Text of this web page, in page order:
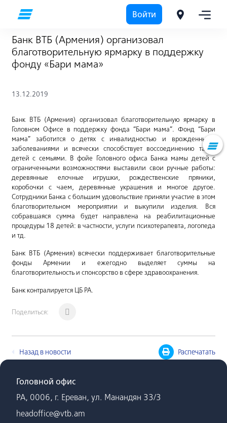
Войти
Банк ВТБ (Армения) организовал
благотворительную ярмарку в поддержку
фонду «Бари мама»
13.12.2019
Банк ВТБ (Армения) организовал благотворительную ярмарку в
Головном Офисе в поддержку фонда “Бари мама”. Фонд “Бари
мама” заботится о детях с инвалидностью и врожденными
заболеваниями и всячески способствует воссоединению таких
детей с семьями. В фойе Головного офиса Банка мамы детей с
ограниченными возможностями выставили свои ручные работы:
деревянные елочные игрушки, рождественские пряники,
коробочки с чаем, деревянные украшения и многое другое.
Сотрудники Банка с большим удовольствие приняли участие в этом
благотворительном мероприятии и выкупили изделия. Вся
собравшаяся сумма будет направлена на реабилитационные
процедуры 18 детей: в частности, услуги психотерапевта, логопеда
и тд.
Банк ВТБ (Армения) всячески поддерживает благотворительные
фонды Армении и ежегодно выделяет суммы на
благотворительность и спонсорство в сфере здравоохранения.
Банк контралируется ЦБ РА.
Поделиться:
Назад в новости Распечатать
Головной офис
РА, 0006, г. Ереван, ул. Манандян 33/3
headoffice@vtb.am